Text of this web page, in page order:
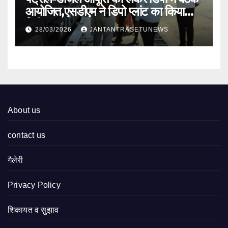
आयोजित,एसडीएम ने डिपो प्लांट का किया
निरीक्षण
28/03/2026 JANTANTRASETUNEWS
About us
contact us
गैलेरी
Privacy Policy
शिकायत व सुझाव